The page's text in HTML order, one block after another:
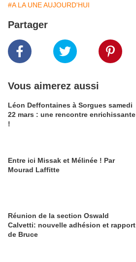
#A LA UNE AUJOURD'HUI
Partager
Vous aimerez aussi
Léon Deffontaines à Sorgues samedi
22 mars : une rencontre enrichissante
!
Entre ici Missak et Mélinée ! Par
Mourad Laffitte
Réunion de la section Oswald
Calvetti: nouvelle adhésion et rapport
de Bruce